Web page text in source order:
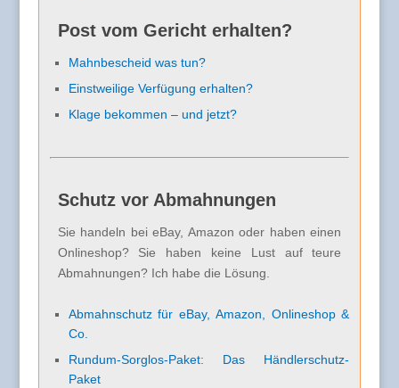
Post vom Gericht erhalten?
Mahnbescheid was tun?
Einstweilige Verfügung erhalten?
Klage bekommen – und jetzt?
Schutz vor Abmahnungen
Sie handeln bei eBay, Amazon oder haben einen
Onlineshop? Sie haben keine Lust auf teure
Abmahnungen? Ich habe die Lösung.
Abmahnschutz für eBay, Amazon, Onlineshop &
Co.
Rundum-Sorglos-Paket: Das Händlerschutz-
Paket